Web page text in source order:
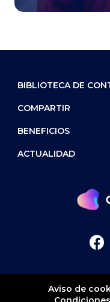
BIBLIOTECA DE
COMPARTIR
BENEFICIOS
ACTUALIDAD
Aviso de